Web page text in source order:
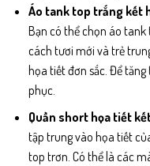
Áo tank top trắng kết
Bạn có thể chọn áo
cách tươi mới và trẻ
họa tiết đơn sắc. Để
phục.
Quần short họa tiết
tập trung vào họa tiết
top trơn. Có thể là các